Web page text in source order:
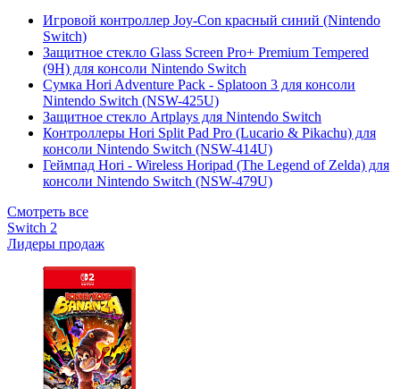
Игровой контроллер Joy-Con красный синий (Nintendo
Switch)
Защитное стекло Glass Screen Pro+ Premium Tempered
(9H) для консоли Nintendo Switch
Сумка Hori Adventure Pack - Splatoon 3 для консоли
Nintendo Switch (NSW-425U)
Защитное стекло Artplays для Nintendo Switch
Контроллеры Hori Split Pad Pro (Lucario & Pikachu) для
консоли Nintendo Switch (NSW-414U)
Геймпад Hori - Wireless Horipad (The Legend of Zelda) для
консоли Nintendo Switch (NSW-479U)
Смотреть все
Switch 2
Лидеры продаж